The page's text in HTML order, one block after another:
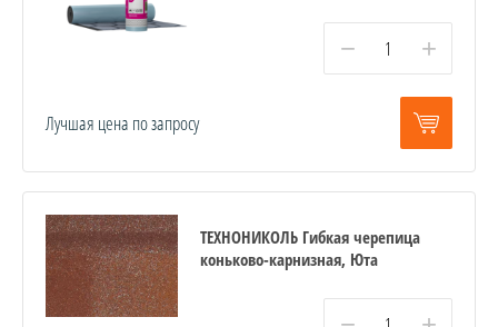
− +
Лучшая цена по запросу
ТЕХНОНИКОЛЬ Гибкая черепица
коньково-карнизная, Юта